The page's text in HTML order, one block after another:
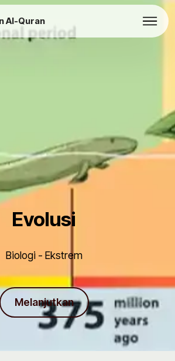
Al-Quran
Evolusi
Biologi - Ekstrem
Melanjutkan